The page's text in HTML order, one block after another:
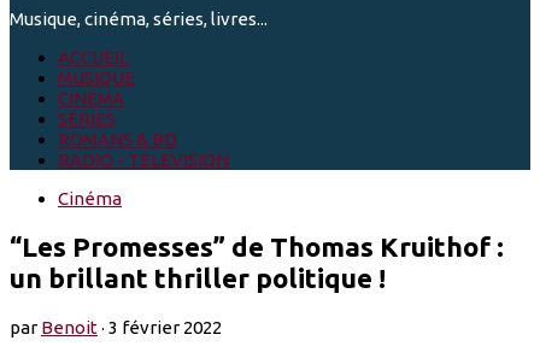
Musique, cinéma, séries, livres...
ACCUEIL
MUSIQUE
CINEMA
SÉRIES
ROMANS & BD
RADIO - TELEVISION
Cinéma
“Les Promesses” de Thomas Kruithof :
un brillant thriller politique !
parBenoit· 3 février 2022